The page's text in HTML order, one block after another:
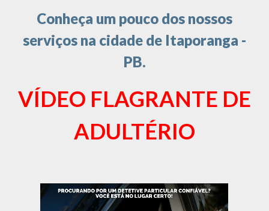
Conheça um pouco dos nossos
serviços na cidade de Itaporanga -
PB.
VÍDEO FLAGRANTE DE
ADULTÉRIO